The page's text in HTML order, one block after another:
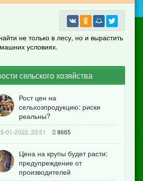
не только в лесу, но и вырастить
условиях.
сельского хозяйства
Рост цен на
сельхозпродукцию: риски
реальны?
5-01-2022, 23:51 8665
Цена на крупы будет расти:
предупреждение от
производителей